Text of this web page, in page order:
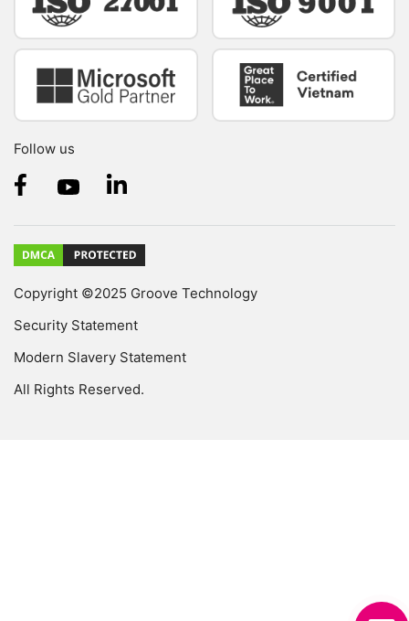
Follow us
Copyright ©2025 Groove Technology
Security Statement
Modern Slavery Statement
All Rights Reserved.